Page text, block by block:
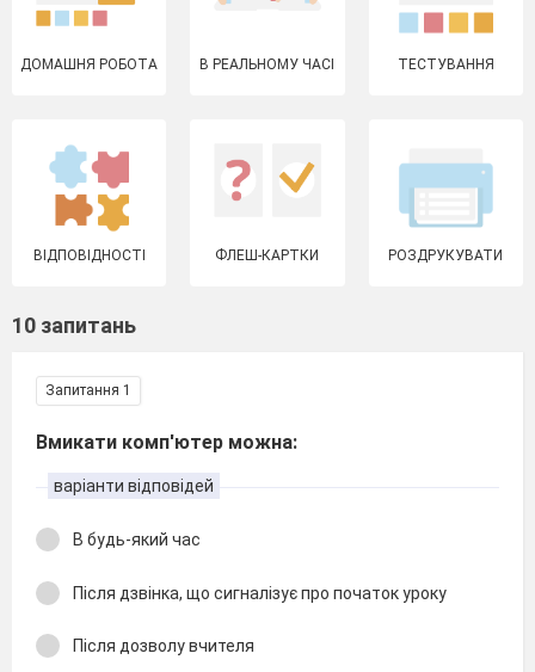
ДОМАШНЯ РОБОТА В РЕАЛЬНОМУ ЧАСІ ТЕСТУВАННЯ
ВІДПОВІДНОСТІ ФЛЕШ-КАРТКИ РОЗДРУКУВАТИ
10 запитань
Запитання 1
Вмикати комп'ютер можна:
варіанти відповідей
В будь-який час
Після дзвінка, що сигналізує про початок уроку
Після дозволу вчителя